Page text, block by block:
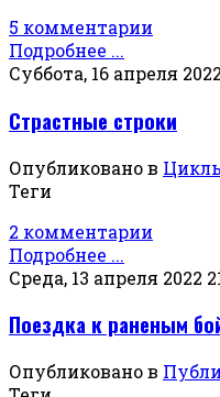
5 комментарии
Подробнее ...
Суббота, 16 апреля
Страстные строки
Опубликовано в
Теги
2 комментарии
Подробнее ...
Среда, 13 апреля 2022
Поездка к раненым
Опубликовано в